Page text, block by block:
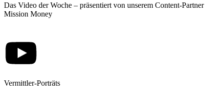
Das Video der Woche – präsentiert von unserem Content-Partner
Mission Money
Vermittler-Porträts